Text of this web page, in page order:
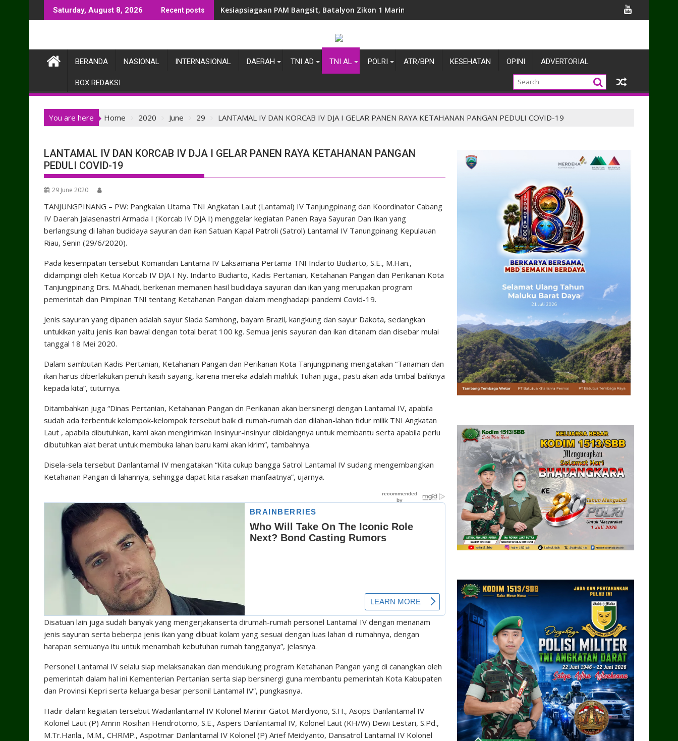
to
Saturday, August 8, 2026 Recent posts Kesiapsiagaan PAM Bangsit, Batalyon Zikon 1 Marinir Laksanakan Apel Gelar
BERANDA NASIONAL INTERNASIONAL DAERAH TNI AD TNI AL POLRI ATR/BPN KESEHATAN OPINI ADVERTORIAL
BOX REDAKSI
You are here Home 2020 June 29 LANTAMAL IV DAN KORCAB IV DJA I GELAR PANEN RAYA KETAHANAN PANGAN PEDULI COVID-19
LANTAMAL IV DAN KORCAB IV DJA I GELAR PANEN RAYA KETAHANAN PANGAN
PEDULI COVID-19
29 June 2020
TANJUNGPINANG – PW: Pangkalan Utama TNI Angkatan Laut (Lantamal) IV Tanjungpinang dan Koordinator Cabang
IV Daerah Jalasenastri Armada I (Korcab IV DJA I) menggelar kegiatan Panen Raya Sayuran Dan Ikan yang
berlangsung di lahan budidaya sayuran dan ikan Satuan Kapal Patroli (Satrol) Lantamal IV Tanungpinang Kepulauan
Riau, Senin (29/6/2020).
Pada kesempatan tersebut Komandan Lantama IV Laksamana Pertama TNI Indarto Budiarto, S.E., M.Han.,
didampingi oleh Ketua Korcab IV DJA I Ny. Indarto Budiarto, Kadis Pertanian, Ketahanan Pangan dan Perikanan Kota
Tanjungpinang Drs. M.Ahadi, berkenan memanen hasil budidaya sayuran dan ikan yang merupakan program
pemerintah dan Pimpinan TNI tentang Ketahanan Pangan dalam menghadapi pandemi Covid-19.
Jenis sayuran yang dipanen adalah sayur Slada Samhong, bayam Brazil, kangkung dan sayur Dakota, sedangkan
untukikan yaitu jenis ikan bawal dengan total berat 100 kg. Semua jenis sayuran dan ikan ditanam dan disebar mulai
tanggal 18 Mei 2020.
Dalam sambutan Kadis Pertanian, Ketahanan Pangan dan Perikanan Kota Tanjungpinang mengatakan “Tanaman dan
ikan harus diberlakukan penuh kasih sayang, karena mereka adalah mahluk Tuhan juga., pasti akan ada timbal baliknya
kepada kita”, tuturnya.
Ditambahkan juga “Dinas Pertanian, Ketahanan Pangan dn Perikanan akan bersinergi dengan Lantamal IV, apabila
sudah ada terbentuk kelompok-kelompok tersebut baik di rumah-rumah dan dilahan-lahan tidur milik TNI Angkatan
Laut , apabila dibutuhkan, kami akan mengirimkan Insinyur-insinyur dibidangnya untuk membantu serta apabila perlu
dibutuhkan alat berat untuk membuka lahan baru kami akan kirim”, tambahnya.
Disela-sela tersebut Danlantamal IV mengatakan “Kita cukup bangga Satrol Lantamal IV sudang mengembangkan
Ketahanan Pangan di lahannya, sehingga dapat kita rasakan manfaatnya”, ujarnya.
Disatuan lain juga sudah banyak yang mengerjakanserta dirumah-rumah personel Lantamal IV dengan menanam
jenis sayuran serta beberpa jenis ikan yang dibuat kolam yang sesuai dengan luas lahan di rumahnya, dengan
harapan semuanya itu untuk menambah kebutuhan rumah tangganya”, jelasnya.
Personel Lantamal IV selalu siap melaksanakan dan mendukung program Ketahanan Pangan yang di canangkan oleh
pemerintah dalam hal ini Kementerian Pertanian serta siap bersinergi guna membantu pemerintah Kota Kabupaten
dan Provinsi Kepri serta keluarga besar personil Lantamal IV”, pungkasnya.
Hadir dalam kegiatan tersebut Wadanlantamal IV Kolonel Marinir Gatot Mardiyono, S.H., Asops Danlantamal IV
Kolonel Laut (P) Amrin Rosihan Hendrotomo, S.E., Aspers Danlantamal IV, Kolonel Laut (KH/W) Dewi Lestari, S.Pd.,
M.Tr.Hanla., M.M., CHRMP., Aspotmar Danlantamal IV Kolonel (P) Arief Meidyanto, Dansatrol Lantamal IV Kolonel